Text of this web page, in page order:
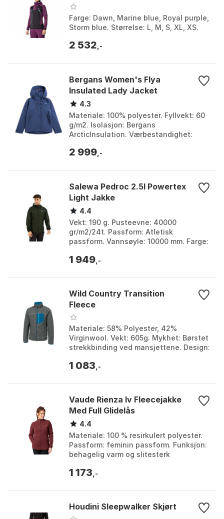
Farge: Dawn, Marine blue, Royal purple,
Storm blue. Størrelse: L, M, S, XL, XS.
2 532 ,-
Bergans Women's Flya
Insulated Lady Jacket
4.3
Materiale: 100% polyester. Fyllvekt: 60
g/m2. Isolasjon: Bergans
ArcticInsulation. Værbestandighet:
grey, Navy blue, Na...
2 999 ,-
Salewa Pedroc 2.5l Powertex
Light Jakke
4.4
Vekt: 190 g. Pusteevne: 40000
gr/m2/24t. Passform: Atletisk
passform. Vannsøyle: 10000 mm. Farge:
Størrelse: L, M, S, XL, XXL...
1 949 ,-
Wild Country Transition
Fleece
Materiale: 58% Polyester, 42%
Virginwool. Vekt: 605g. Mykhet: Børstet
strekkbinding ved mansjettene. Design:
melange / purp...
1 083 ,-
Vaude Rienza Iv Fleecejakke
Med Full Glidelås
4.4
Materiale: 100 % resirkulert polyester.
Passform: feminin passform. Funksjon:
behagelig varm og slitesterk
klimanøytral og laget a...
1 173 ,-
Houdini Sleepwalker Skjørt